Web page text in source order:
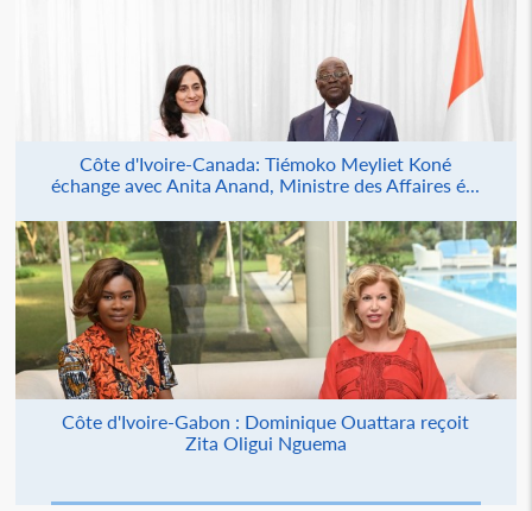
Côte d'Ivoire-Canada: Tiémoko Meyliet Koné
échange avec Anita Anand, Ministre des Affaires é...
Côte d'Ivoire-Gabon : Dominique Ouattara reçoit
Zita Oligui Nguema